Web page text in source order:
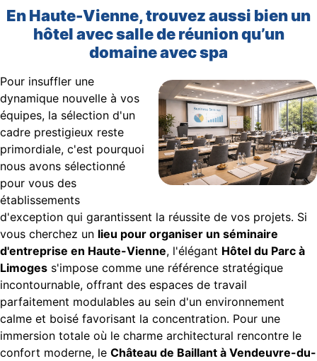
En Haute-Vienne, trouvez aussi bien un
hôtel avec salle de réunion qu’un
domaine avec spa
Pour insuffler une
dynamique nouvelle à vos
équipes, la sélection d'un
cadre prestigieux reste
primordiale, c'est pourquoi
nous avons sélectionné
pour vous des
établissements
d'exception qui garantissent la réussite de vos projets. Si
vous cherchez un lieu pour organiser un séminaire
d'entreprise en Haute-Vienne, l'élégant Hôtel du Parc à
Limoges s'impose comme une référence stratégique
incontournable, offrant des espaces de travail
parfaitement modulables au sein d'un environnement
calme et boisé favorisant la concentration. Pour une
immersion totale où le charme architectural rencontre le
confort moderne, le Château de Baillant à Vendeuvre-du-